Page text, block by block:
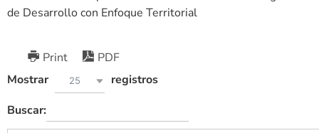
de Desarrollo con Enfoque Territorial
Print
PDF
Mostrar
25
registros
Buscar: